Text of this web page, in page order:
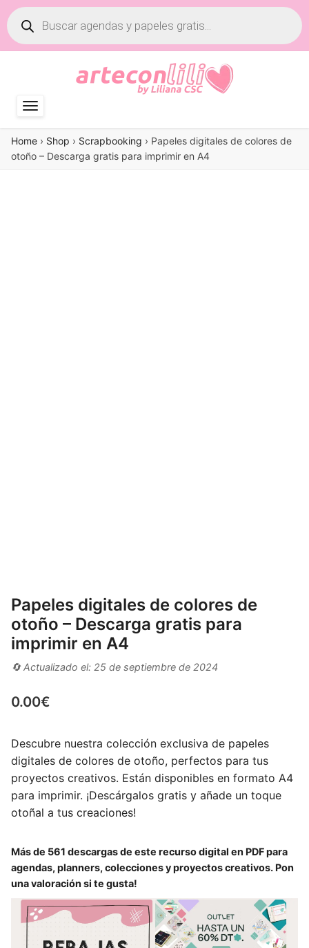
Búsqueda
de
productos
Home › Shop › Scrapbooking › Papeles digitales de colores de
otoño – Descarga gratis para imprimir en A4
Papeles digitales de colores de
otoño – Descarga gratis para
imprimir en A4
🔄 Actualizado el: 25 de septiembre de 2024
0.00€
Descubre nuestra colección exclusiva de papeles
digitales de colores de otoño, perfectos para tus
proyectos creativos. Están disponibles en formato A4
para imprimir. ¡Descárgalos gratis y añade un toque
otoñal a tus creaciones!
Más de 561 descargas de este recurso digital en PDF para
agendas, planners, colecciones y proyectos creativos. Pon
una valoración si te gusta!